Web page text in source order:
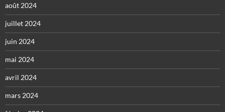
août 2024
juillet 2024
juin 2024
mai 2024
avril 2024
mars 2024